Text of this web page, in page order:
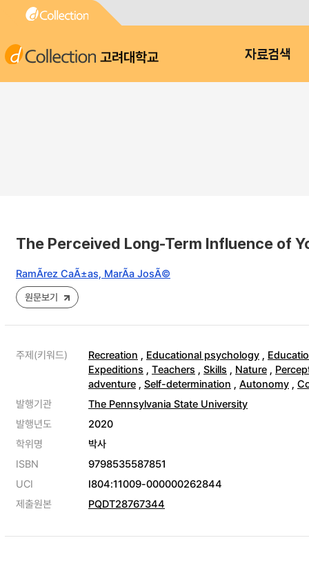
고려대학교 자료검색
The Perceived Long-Term Influence of
RamÃ­rez CaÃ±as, MarÃ­a JosÃ©
원문보기
주제(키워드) Recreation , Educational psychology ,
Expeditions , Teachers , Skills , Nature ,
adventure , Self-determination , Autonomy ,
발행기관
The Pennsylvania State University
발행년도
2020
학위명
박사
ISBN
9798535587851
UCI
I804:11009-000000262844
제출원본
PQDT28767344